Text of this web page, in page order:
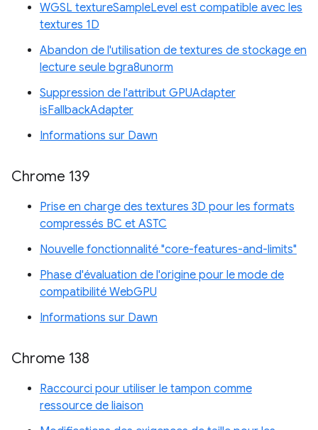
WGSL textureSampleLevel est compatible avec les
textures 1D
Abandon de l'utilisation de textures de stockage en
lecture seule bgra8unorm
Suppression de l'attribut GPUAdapter
isFallbackAdapter
Informations sur Dawn
Chrome 139
Prise en charge des textures 3D pour les formats
compressés BC et ASTC
Nouvelle fonctionnalité "core-features-and-limits"
Phase d'évaluation de l'origine pour le mode de
compatibilité WebGPU
Informations sur Dawn
Chrome 138
Raccourci pour utiliser le tampon comme
ressource de liaison